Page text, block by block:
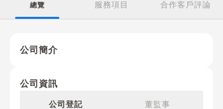
總覽 服務項目 合作客戶評論
公司簡介
公司資訊
公司登記 董監事